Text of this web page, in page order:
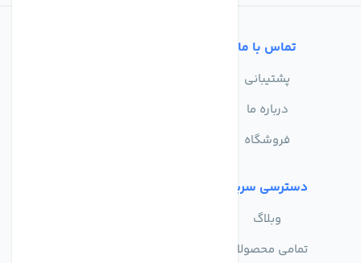
تماس با ما
پشتیبانی
درباره ما
فروشگاه
دسترسی سریع
وبلاگ
تمامی محصولات